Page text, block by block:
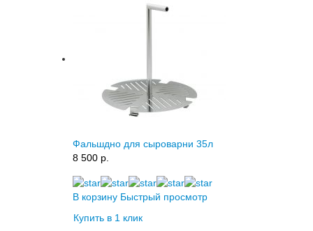
Фальшдно для сыроварни 35л
8 500 p.
В корзину Быстрый просмотр
Купить в 1 клик